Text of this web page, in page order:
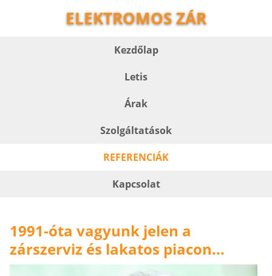
ELEKTROMOS ZÁR
Kezdőlap
Letis
Árak
Szolgáltatások
REFERENCIÁK
Kapcsolat
1991-óta vagyunk jelen a
zárszerviz és lakatos piacon...